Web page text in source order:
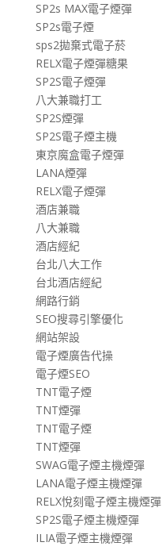
SP2s MAX電子煙彈
SP2s電子煙
sps2拋棄式電子菸
RELX電子煙彈糖果
SP2S電子煙彈
八大兼職打工
SP2S煙彈
SP2S電子煙主機
東京魔盒電子煙彈
LANA煙彈
RELX電子煙彈
酒店兼職
八大兼職
酒店經紀
台北八大工作
台北酒店經紀
網路行銷
SEO搜尋引擎優化
網站架設
電子煙廣告代操
電子煙SEO
TNT電子煙
TNT煙彈
TNT電子煙
TNT煙彈
SWAG電子煙主機煙彈
LANA電子煙主機煙彈
RELX悅刻電子煙主機煙彈
SP2S電子煙主機煙彈
ILIA電子煙主機煙彈